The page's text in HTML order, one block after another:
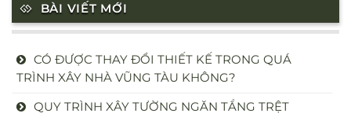
BÀI VIẾT MỚI
CÓ ĐƯỢC THAY ĐỔI THIẾT KẾ TRONG QUÁ
TRÌNH XÂY NHÀ VŨNG TÀU KHÔNG?
QUY TRÌNH XÂY TƯỜNG NGĂN TẦNG TRỆT